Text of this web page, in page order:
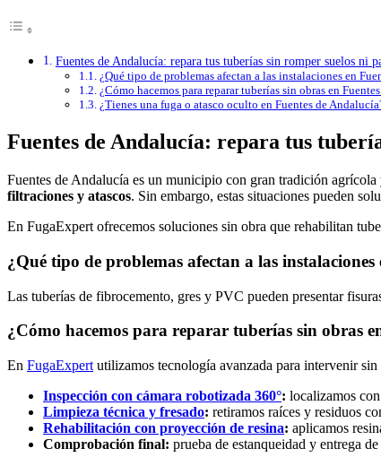
Fuentes de Andalucía: repara tus tuberías sin romper suelos ni
¿Qué tipo de problemas afectan a las instalaciones en
¿Cómo hacemos para reparar tuberías sin obras en
¿Tienes una fuga o atasco oculto en Fuentes de
Fuentes de Andalucía: repara tus
Fuentes de Andalucía es un municipio con gran tradición
filtraciones y atascos. Sin embargo, estas situaciones pueden
En FugaExpert ofrecemos soluciones sin obra que rehabilitan
¿Qué tipo de problemas afectan a las
Las tuberías de fibrocemento, gres y PVC pueden presentar
¿Cómo hacemos para reparar tuberías sin obras
En FugaExpert utilizamos tecnología avanzada para intervenir
Inspección con cámara robotizada 360°: localizamos
Limpieza técnica y fresado: retiramos raíces y residuos
Rehabilitación con proyección de resina: aplicamos
Comprobación final: prueba de estanqueidad y entrega